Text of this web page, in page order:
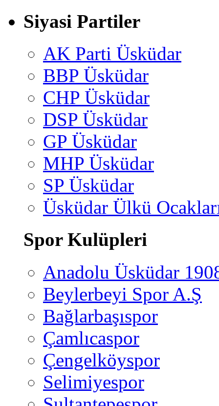
Siyasi Partiler
AK Parti Üsküdar
BBP Üsküdar
CHP Üsküdar
DSP Üsküdar
GP Üsküdar
MHP Üsküdar
SP Üsküdar
Üsküdar Ülkü
Spor Kulüpleri
Anadolu Üsküdar
Beylerbeyi Spor A.Ş
Bağlarbaşıspor
Çamlıcaspor
Çengelköyspor
Selimiyespor